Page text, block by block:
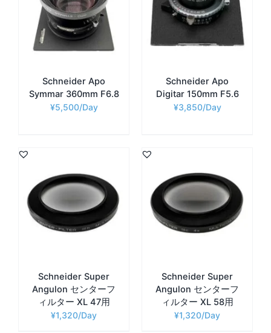
Schneider Apo
Symmar 360mm F6.8
¥5,500
Schneider Apo
Digitar 150mm F5.6
¥3,850
Schneider Super
Angulon センターフ
ィルター XL 47用
¥1,320
Schneider Super
Angulon センターフ
ィルター XL 58用
¥1,320